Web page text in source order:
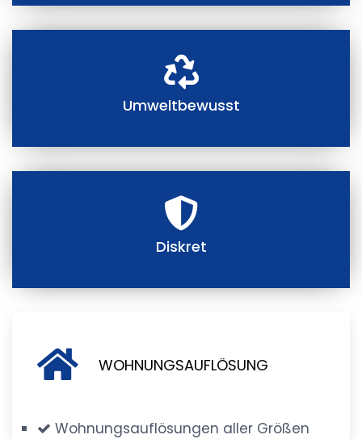
Umweltbewusst
Diskret
WOHNUNGSAUFLÖSUNG
Wohnungsauflösungen aller Größen